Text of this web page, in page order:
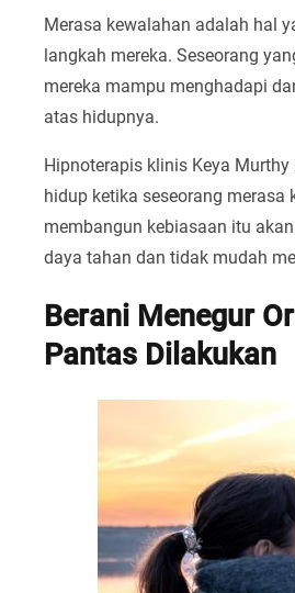
Merasa kewalahan adalah hal
langkah mereka. Seseorang
mereka mampu menghadapi
atas hidupnya.
Hipnoterapis klinis Keya
hidup ketika seseorang
membangun kebiasaan itu
daya tahan dan tidak mudah
Berani Menegur
Pantas Dilakukan